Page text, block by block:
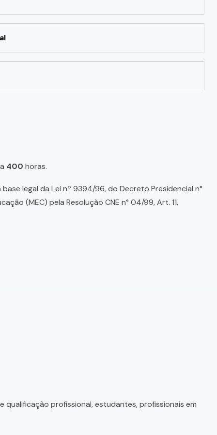
400 horas.
legal da Lei nº 9394/96, do Decreto Presidencial n°
(MEC) pela Resolução CNE n° 04/99, Art. 11,
profissional, estudantes, profissionais em